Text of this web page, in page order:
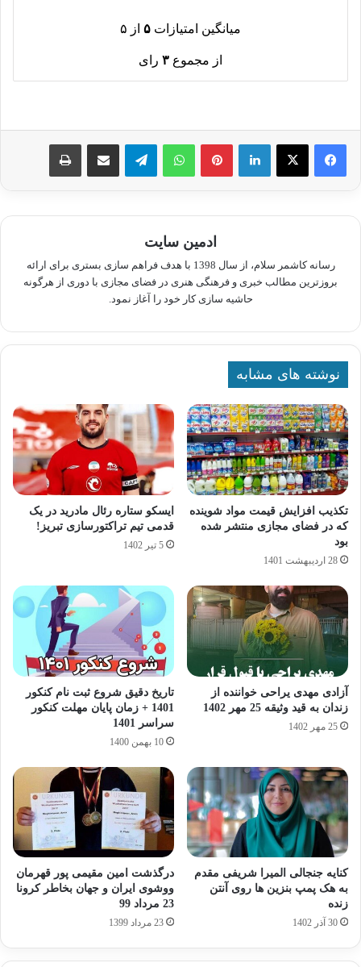
میانگین امتیازات ۵ از ۵
از مجموع ۳ رای
لینکدین پینترستواتس آپ تلگرام اشتراک گذاری از طریق ایمیل چاپ
ادمین سایت
رسانه کاشمر سلام، از سال 1398 با هدف فراهم سازی بستری برای ارائه
بروزترین مطالب خبری و فرهنگی هنری در فضای مجازی با دوری از هرگونه
حاشیه سازی کار خود را آغاز نمود.
نوشته های مشابه
تکذیب افزایش قیمت مواد شوینده
که در فضای مجازی منتشر شده
بود
28 اردیبهشت 1401
ایسکو ستاره رئال مادرید در یک
قدمی تیم تراکتورسازی تبریز!
5 تیر 1402
آزادی مهدی یراحی خواننده از
زندان به قید وثیقه 25 مهر 1402
25 مهر 1402
تاریخ دقیق شروع ثبت نام کنکور
1401 + زمان پایان مهلت کنکور
سراسر 1401
10 بهمن 1400
کنایه جنجالی المیرا شریفی مقدم
به هک پمپ بنزین ها روی آنتن
زنده
30 آذر 1402
درگذشت امین مقیمی پور قهرمان
ووشوی ایران و جهان بخاطر کرونا
23 مرداد 99
23 مرداد 1399